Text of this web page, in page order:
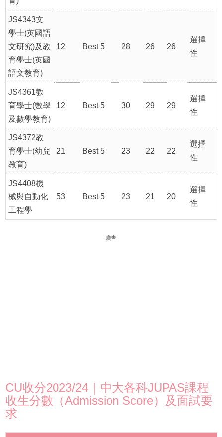
JS4343文
學士(英國語
文研究)及教
育學士(英國
語文教育)
12 Best 5 28 26 26
選擇
性
JS4361教
育學士(數學
及數學教育)
12 Best 5 30 29 29
選擇
性
JS4372教
育學士(幼兒
教育)
21 Best 5 23 22 22
選擇
性
JS4408機
械與自動化
工程學
53 Best 5 23 21 20
選擇
性
廣告
CU收分2023/24｜中大各科JUPAS課程
收生分數（Admission Score）及面試要
求